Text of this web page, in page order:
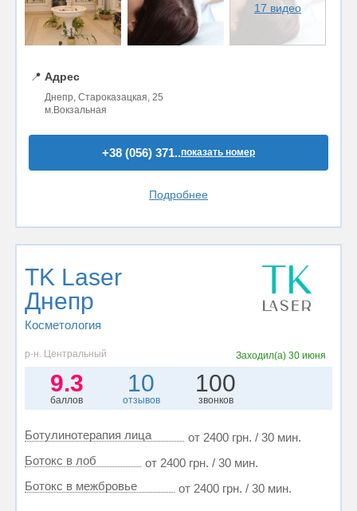
17 видео
📍 Адрес
Днепр, Староказацкая, 25
м.Вокзальная
+38 (056) 371..показать номер
Подробнее
TK Laser
Днепр
Косметология
р-н. Центральный Заходил(а)30 июня
9.3
баллов
10
отзывов
100
звонков
Ботулинотерапия лица
от 2400 грн. / 30 мин.
Ботокс в лоб
от 2400 грн. / 30 мин.
Ботокс в межбровье
от 2400 грн. / 30 мин.